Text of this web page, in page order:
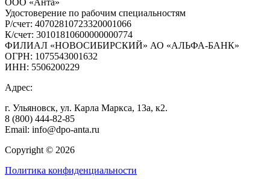
Удостоверение по рабочим специальностям
Р/счет: 40702810723320001066
К/счет: 30101810600000000774
ФИЛИАЛ «НОВОСИБИРСКИЙ» АО «АЛЬФА-БАНК»
ОГРН: 1075543001632
ИНН: 5506200229
Адрес:
г. Ульяновск, ул. Карла Маркса, 13а, к2.
8 (800) 444-82-85
Email: info@dpo-anta.ru
Copyright © 2026
Политика конфиденциальности